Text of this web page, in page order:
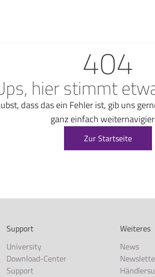
404
hier stimmt
dass das ein Fehler ist, gib uns
ganz einfach
Zur Startseite
Support
University
Download-Center
Support
Weiteres
News